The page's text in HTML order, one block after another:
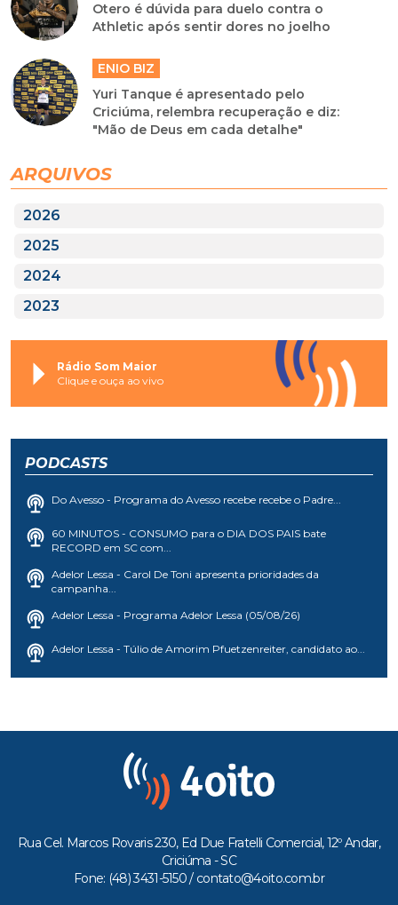
Otero é dúvida para duelo contra o
Athletic após sentir dores no joelho
ENIO BIZ
Yuri Tanque é apresentado pelo
Criciúma, relembra recuperação e diz:
"Mão de Deus em cada detalhe"
ARQUIVOS
2026
2025
2024
2023
Rádio Som Maior
Clique e ouça ao vivo
PODCASTS
Do Avesso - Programa do Avesso recebe recebe o Padre...
60 MINUTOS - CONSUMO para o DIA DOS PAIS bate
RECORD em SC com...
Adelor Lessa - Carol De Toni apresenta prioridades da
campanha...
Adelor Lessa - Programa Adelor Lessa (05/08/26)
Adelor Lessa - Túlio de Amorim Pfuetzenreiter, candidato ao...
Rua Cel. Marcos Rovaris 230, Ed Due Fratelli Comercial, 12º Andar,
Criciúma - SC
Fone: (48) 3431-5150 / contato@4oito.com.br